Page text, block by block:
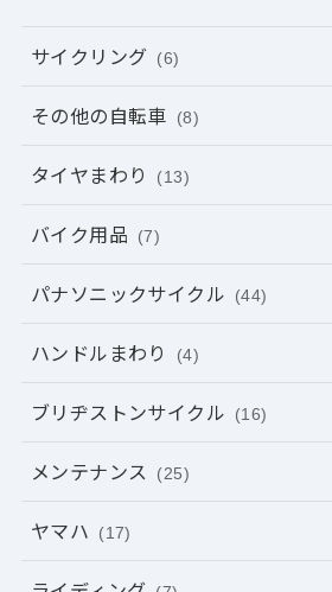
サイクリング (6)
その他の自転車 (8)
タイヤまわり (13)
バイク用品 (7)
パナソニックサイクル (44)
ハンドルまわり (4)
ブリヂストンサイクル (16)
メンテナンス (25)
ヤマハ (17)